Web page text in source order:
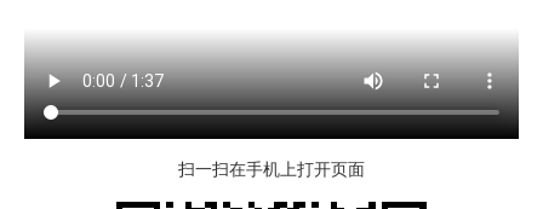
扫一扫在手机上打开页面